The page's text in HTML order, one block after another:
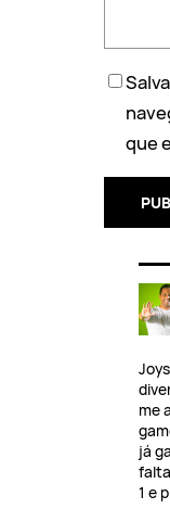
que
me
já
1 e